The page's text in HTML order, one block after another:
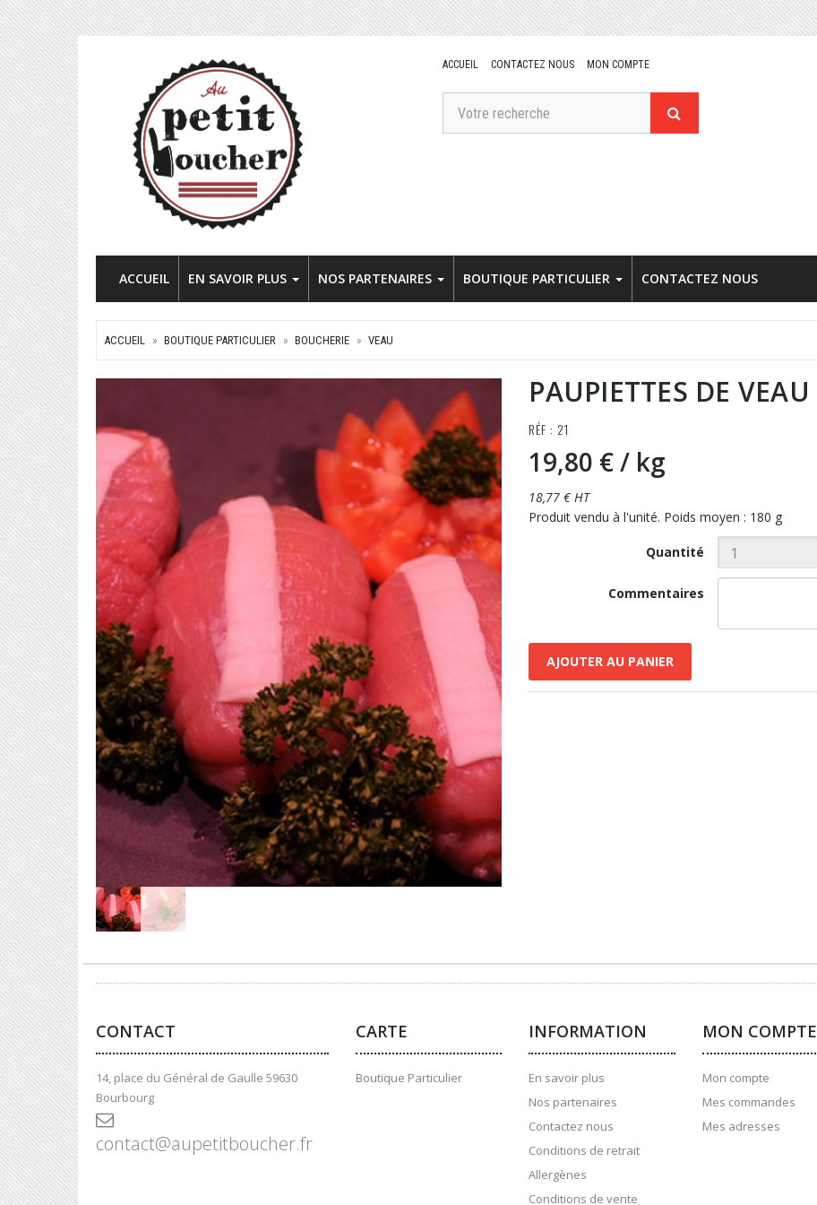
ACCUEIL CONTACTEZ NOUS MON COMPTE
ACCUEIL EN SAVOIR PLUS NOS PARTENAIRES BOUTIQUE PARTICULIER CONTACTEZ NOUS
ACCUEIL BOUTIQUE PARTICULIER BOUCHERIE VEAU
PAUPIETTES DE VEAU
RÉF : 21
19,80 €/ kg
18,77 € HT
Produit vendu à l'unité. Poids moyen : 180 g
Quantité
Commentaires
AJOUTER AU PANIER
CONTACT
14, place du Général de Gaulle 59630
Bourbourg
contact@aupetitboucher.fr
CARTE
Boutique Particulier
INFORMATION
En savoir plus
Nos partenaires
Contactez nous
Conditions de retrait
Allergènes
Conditions de vente
MON COMPTE
Mon compte
Mes commandes
Mes adresses